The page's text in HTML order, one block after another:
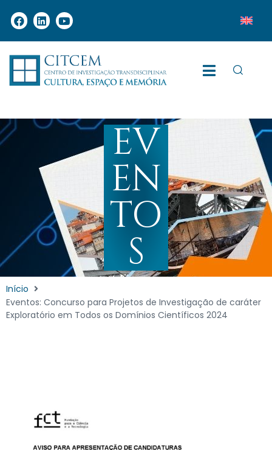
EV
EN
TO
S
Início
Eventos: Concurso para Projetos de Investigação de caráter
Exploratório em Todos os Domínios Científicos 2024